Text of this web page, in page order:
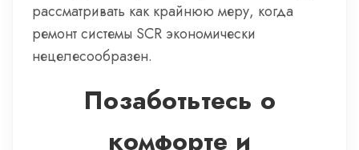
рассматривать как крайнюю меру, когда
ремонт системы SCR экономически
нецелесообразен.
Позаботьтесь о
комфорте и